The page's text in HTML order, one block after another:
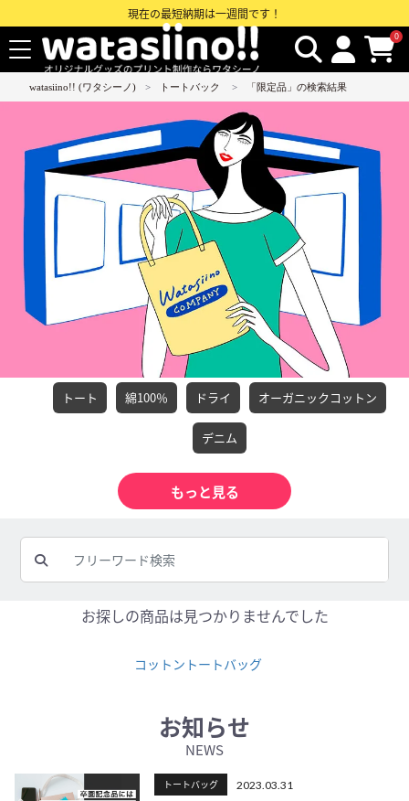
現在の最短納期は一週間です！
0
watasiino!! (ワタシーノ) トートバック 「限定品」の検索結果
トート 綿100％ ドライ オーガニックコットン
デニム
お探しの商品は見つかりませんでした
コットントートバッグ
お知らせ
NEWS
トートバッグ 2023.03.31